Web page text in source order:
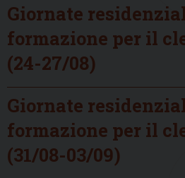
Giornate
formazione per il
(24-27/08)
Giornate
formazione per il
(31/08-03/09)